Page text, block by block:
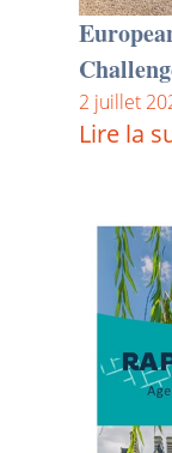
2 juillet
Lire la